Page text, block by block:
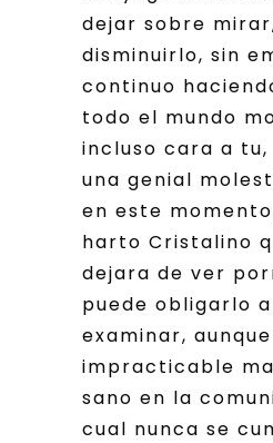
dejar sobre
disminuirlo, sin
continuo
todo el mundo
incluso cara a
una genial
en este
harto Cristalino
dejara de ver
puede obligarlo
examinar,
impracticable
sano en la
cual nunca se